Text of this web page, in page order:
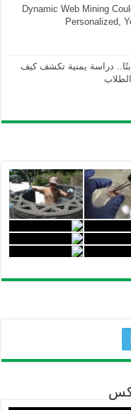
Dynamic Web Mining
Personalized,
دراسة يمنية تكشف كيف